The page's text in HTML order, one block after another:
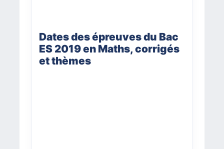
Dates des épreuves du Bac
ES 2019 en Maths, corrigés
et thèmes